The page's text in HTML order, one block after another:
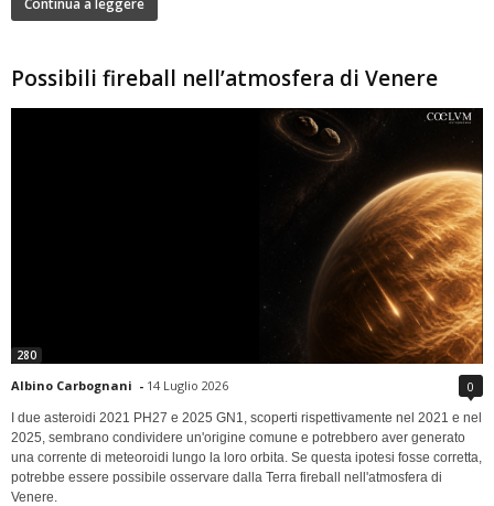
Continua a leggere
Possibili fireball nell’atmosfera di Venere
280
Albino Carbognani - 14 Luglio 2026 0
I due asteroidi 2021 PH27 e 2025 GN1, scoperti rispettivamente nel 2021 e nel
2025, sembrano condividere un'origine comune e potrebbero aver generato
una corrente di meteoroidi lungo la loro orbita. Se questa ipotesi fosse corretta,
potrebbe essere possibile osservare dalla Terra fireball nell'atmosfera di
Venere.